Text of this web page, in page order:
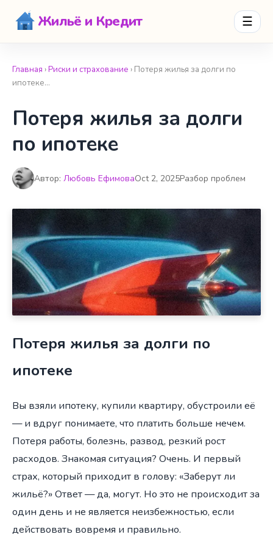
Жильё и Кредит ☰
Главная ›Риски и страхование › Потеря жилья за долги по
ипотеке…
Потеря жилья за долги
по ипотеке
Автор: Любовь ЕфимоваOct 2, 2025Разбор проблем
Потеря жилья за долги по
ипотеке
Вы взяли ипотеку, купили квартиру, обустроили её
— и вдруг понимаете, что платить больше нечем.
Потеря работы, болезнь, развод, резкий рост
расходов. Знакомая ситуация? Очень. И первый
страх, который приходит в голову: «Заберут ли
жильё?» Ответ — да, могут. Но это не происходит за
один день и не является неизбежностью, если
действовать вовремя и правильно.